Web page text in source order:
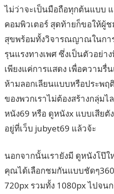
ไม่ว่าจะเป็นมือถือทุกต้นแบบ
คอมพิวเตอร์ สุดท้ายก็ขอให้ผู้
สุขพร้อมทั้งวิจารณญาณในกา
รุนแรงทางเพศ ซึ่งเป็นตัวอย่า
เพียงแค่การแสดง เพื่อความรื่
ห้ามลอกเลียนแบบหรือประพฤ
ของพวกเราไม่ต้องสร้างกลุ่ม
หนัง69 หรือ ดูหนังx แบบเสียตั
อยู่ที่เว็บ jubyet69 แล้วจ้ะ
นอกจากนั้นเรายังมี ดูหนังโป๊
คุณได้เลือกชมกันแบบชัดๆ
720px รวมทั้ง 1080px ไปจ